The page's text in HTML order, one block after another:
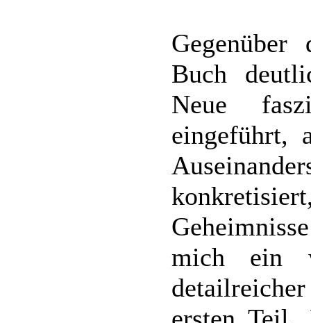
Buch
Neue
eingeführt,
mich ein